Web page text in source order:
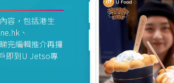
容，包括港生
、
完編輯推介再攞
即到U Jetso專